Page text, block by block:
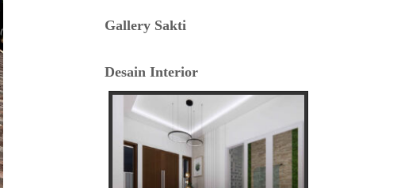
Tafsir Anjing Datang ke Rumah:
Hal Penting Saat Cek Tagihan Listrik
PLN Agar Tidak Keliru
Gallery Sakti
Desain Interior